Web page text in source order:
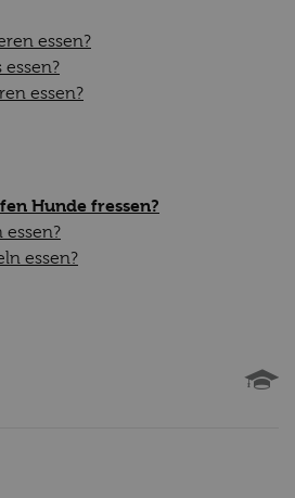
essen?
essen?
Hunde fressen?
essen?